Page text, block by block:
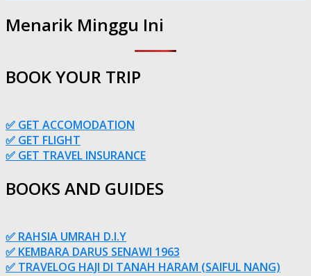
Menarik Minggu Ini
BOOK YOUR TRIP
✅ GET ACCOMODATION
✅ GET FLIGHT
✅ GET TRAVEL INSURANCE
BOOKS AND GUIDES
✅ RAHSIA UMRAH D.I.Y
✅ KEMBARA DARUS SENAWI 1963
✅ TRAVELOG HAJI DI TANAH HARAM (SAIFUL NANG)